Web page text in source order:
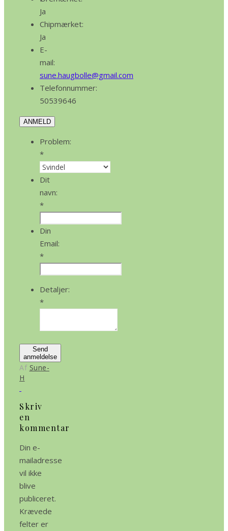
Ja
Chipmærket:
Ja
E-
mail:
sune.haugbolle@gmail.com
Telefonnummer:
50539646
ANMELD
Problem:
*
Dit
navn:
*
Din
Email:
*
Detaljer:
*
Send
anmeldelse
Af Sune-
H
Skriv
en
kommentar
Din e-
mailadresse
vil ikke
blive
publiceret.
Krævede
felter er